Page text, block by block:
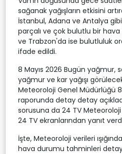
sağanak yağışların etkisini
İstanbul, Adana ve Antalya
parçalı ve çok bulutlu bir
ve Trabzon'da ise bulutluluk
ifade edildi.
8 Mayıs 2026 Bugün yağmur,
yağmur ve kar yağışı
Meteoroloji Genel Müdürlüğü 8
raporunda detay detay
sorusuna da 24 TV
24 TV ekranlarından yanıt
İşte, Meteoroloji verileri
hava durumu tahminleri